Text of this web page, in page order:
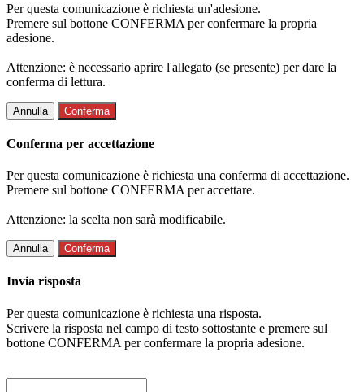
Per questa comunicazione è richiesta un'adesione.
Premere sul bottone CONFERMA per confermare la propria
adesione.
Attenzione: è necessario aprire l'allegato (se presente) per dare la
conferma di lettura.
Annulla Conferma
Conferma per accettazione
Per questa comunicazione è richiesta una conferma di accettazione.
Premere sul bottone CONFERMA per accettare.
Attenzione: la scelta non sarà modificabile.
Annulla Conferma
Invia risposta
Per questa comunicazione è richiesta una risposta.
Scrivere la risposta nel campo di testo sottostante e premere sul
bottone CONFERMA per confermare la propria adesione.